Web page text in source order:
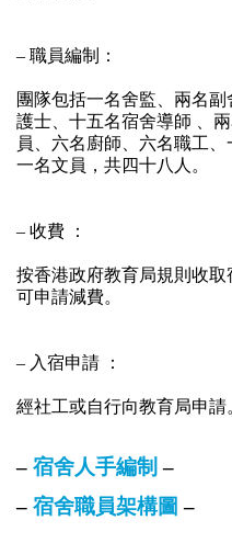
– 職員編制：
團隊包括一名舍監、兩名
護士、十五名宿舍導師 、
員、六名廚師、六名職工
一名文員，共四十八人。
– 收費 ：
按香港政府教育局規則收
可申請減費。
– 入宿申請 ：
經社工或自行向教育局申請
– 宿舍人手編制 –
– 宿舍職員架構圖 –